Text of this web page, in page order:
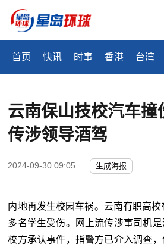
首页 快讯 时事 香港 台湾
云南保山技校汽车撞
传涉领导酒驾
2024-09-30 09:05 生成海报
内地再发生校园车祸。云南有职高
多名学生受伤。网上流传涉事司机是
校方承认事件，指警方已介入调查